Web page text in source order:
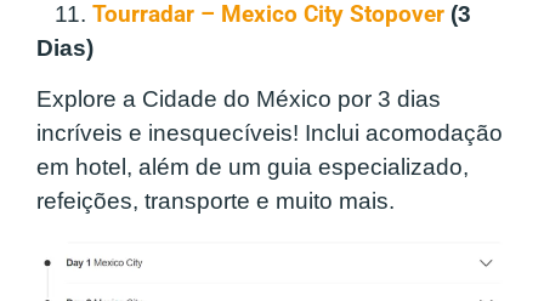
11. Tourradar – Mexico City Stopover (3
Dias)
Explore a Cidade do México por 3 dias
incríveis e inesquecíveis! Inclui acomodação
em hotel, além de um guia especializado,
refeições, transporte e muito mais.